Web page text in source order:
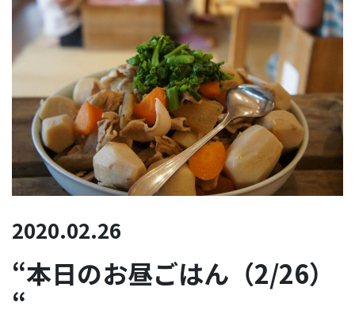
2020.02.26
“本日のお昼ごはん（2/26）
“